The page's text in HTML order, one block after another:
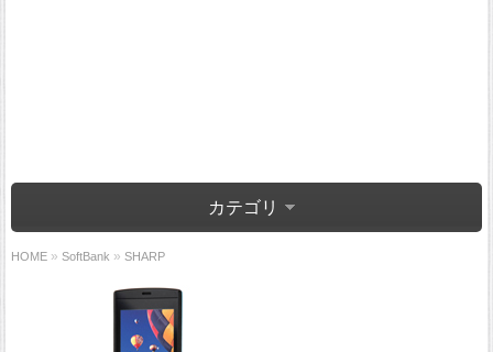
カテゴリ
HOME » SoftBank » SHARP